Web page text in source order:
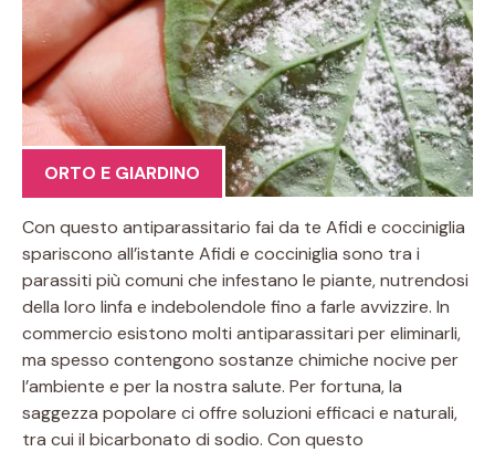
ORTO E GIARDINO
Con questo antiparassitario fai da te Afidi e cocciniglia
spariscono all’istante Afidi e cocciniglia sono tra i
parassiti più comuni che infestano le piante, nutrendosi
della loro linfa e indebolendole fino a farle avvizzire. In
commercio esistono molti antiparassitari per eliminarli,
ma spesso contengono sostanze chimiche nocive per
l’ambiente e per la nostra salute. Per fortuna, la
saggezza popolare ci offre soluzioni efficaci e naturali,
tra cui il bicarbonato di sodio. Con questo